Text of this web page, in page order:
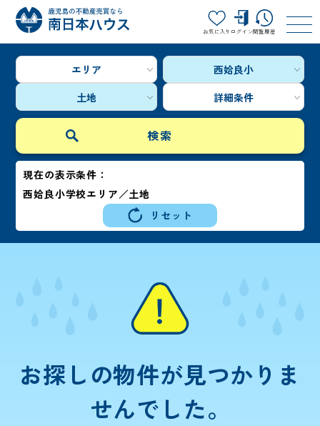
お気に入り ログイン閲覧履歴
エリア
西姶良小
土地
詳細条件
現在の表示条件：
西姶良小学校エリア／土地
リセット
お探しの物件が見つかりま
せんでした。